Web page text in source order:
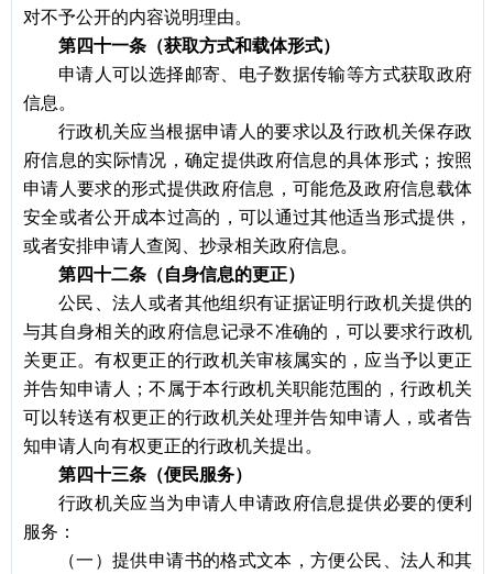
对不予公开的内容说明理由。
第四十一条（获取方式和载体形式）
申请人可以选择邮寄、电子数据传输等方式获取政府
信息。
行政机关应当根据申请人的要求以及行政机关保存政
府信息的实际情况，确定提供政府信息的具体形式；按照
申请人要求的形式提供政府信息，可能危及政府信息载体
安全或者公开成本过高的，可以通过其他适当形式提供，
或者安排申请人查阅、抄录相关政府信息。
第四十二条（自身信息的更正）
公民、法人或者其他组织有证据证明行政机关提供的
与其自身相关的政府信息记录不准确的，可以要求行政机
关更正。有权更正的行政机关审核属实的，应当予以更正
并告知申请人；不属于本行政机关职能范围的，行政机关
可以转送有权更正的行政机关处理并告知申请人，或者告
知申请人向有权更正的行政机关提出。
第四十三条（便民服务）
行政机关应当为申请人申请政府信息提供必要的便利
服务：
（一）提供申请书的格式文本，方便公民、法人和其